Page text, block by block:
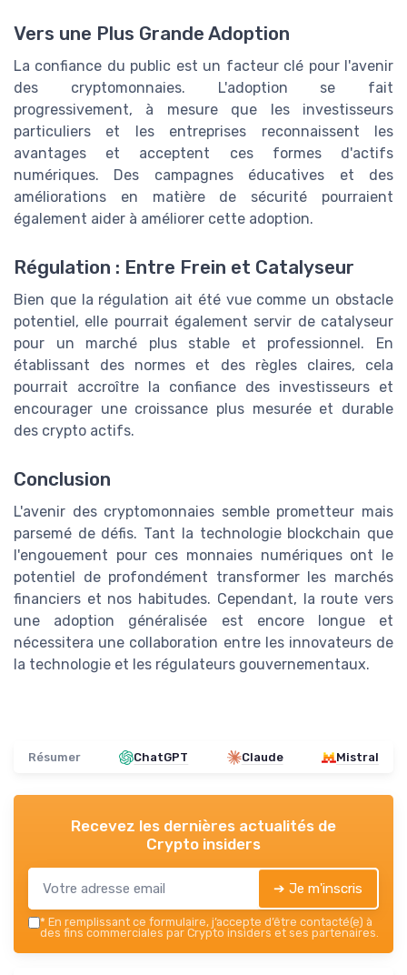
Vers une Plus Grande Adoption
La confiance du public est un facteur clé pour l'avenir
des cryptomonnaies. L'adoption se fait
progressivement, à mesure que les investisseurs
particuliers et les entreprises reconnaissent les
avantages et acceptent ces formes d'actifs
numériques. Des campagnes éducatives et des
améliorations en matière de sécurité pourraient
également aider à améliorer cette adoption.
Régulation : Entre Frein et Catalyseur
Bien que la régulation ait été vue comme un obstacle
potentiel, elle pourrait également servir de catalyseur
pour un marché plus stable et professionnel. En
établissant des normes et des règles claires, cela
pourrait accroître la confiance des investisseurs et
encourager une croissance plus mesurée et durable
des crypto actifs.
Conclusion
L'avenir des cryptomonnaies semble prometteur mais
parsemé de défis. Tant la technologie blockchain que
l'engouement pour ces monnaies numériques ont le
potentiel de profondément transformer les marchés
financiers et nos habitudes. Cependant, la route vers
une adoption généralisée est encore longue et
nécessitera une collaboration entre les innovateurs de
la technologie et les régulateurs gouvernementaux.
Résumer ChatGPT Claude Mistral
Recevez les dernières actualités de
Crypto insiders
➔ Je m'inscris
* En remplissant ce formulaire, j’accepte d’être contacté(e) à
des fins commerciales par Crypto insiders et ses partenaires.